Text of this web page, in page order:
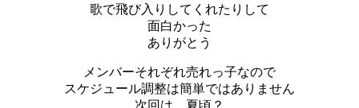
歌で飛び入りしてくれたりして
面白かった
ありがとう
メンバーそれぞれ売れっ子なので
スケジュール調整は簡単ではありません
次回は、夏頃？